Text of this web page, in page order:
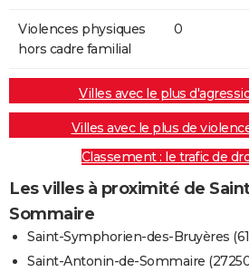
Violences physiques
hors cadre familial
0
Villes avec le plus
Villes avec le plus de
Classement : le trafic de
Les villes à proximité de
Sommaire
Saint-Symphorien-des-Bruyères
Saint-Antonin-de-Sommaire